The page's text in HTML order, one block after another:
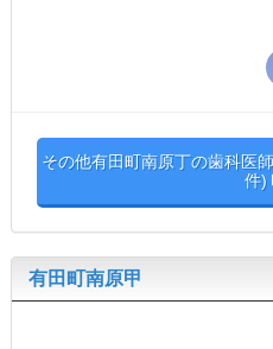
その他有田町南原丁の歯科医
件)
有田町南原甲